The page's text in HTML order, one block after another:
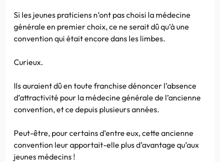
Si les jeunes praticiens n’ont pas choisi la médecine
générale en premier choix, ce ne serait dû qu’à une
convention qui était encore dans les limbes.
Curieux.
Ils auraient dû en toute franchise dénoncer l’absence
d’attractivité pour la médecine générale de l’ancienne
convention, et ce depuis plusieurs années.
Peut-être, pour certains d’entre eux, cette ancienne
convention leur apportait-elle plus d’avantage qu’aux
jeunes médecins !